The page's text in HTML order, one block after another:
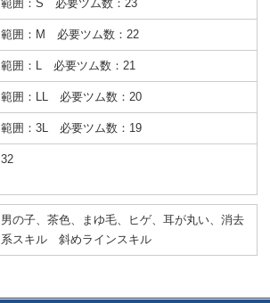
範囲：S 必要ツム数：23
範囲：M 必要ツム数：22
範囲：L 必要ツム数：21
範囲：LL 必要ツム数：20
範囲：3L 必要ツム数：19
32
男の子、茶色、まゆ毛、ヒゲ、耳が丸い、消去
系スキル 斜めラインスキル